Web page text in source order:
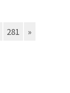
281 »